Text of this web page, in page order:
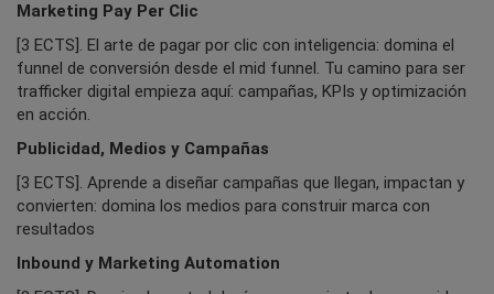
Marketing Pay Per Clic
[3 ECTS]. El arte de pagar por clic con inteligencia: domina el
funnel de conversión desde el mid funnel. Tu camino para ser
trafficker digital empieza aquí: campañas, KPIs y optimización
en acción.
Publicidad, Medios y Campañas
[3 ECTS]. Aprende a diseñar campañas que llegan, impactan y
convierten: domina los medios para construir marca con
resultados
Inbound y Marketing Automation